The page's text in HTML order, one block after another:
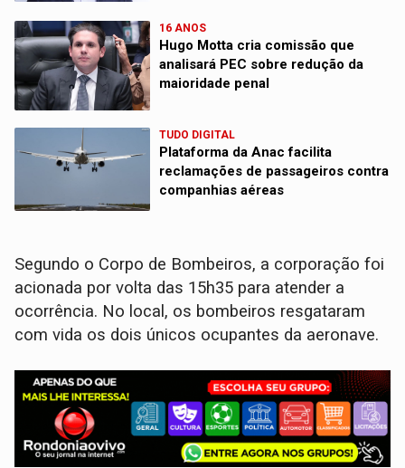
16 ANOS
Hugo Motta cria comissão que
analisará PEC sobre redução da
maioridade penal
TUDO DIGITAL
Plataforma da Anac facilita
reclamações de passageiros contra
companhias aéreas
Segundo o Corpo de Bombeiros, a corporação foi
acionada por volta das 15h35 para atender a
ocorrência. No local, os bombeiros resgataram
com vida os dois únicos ocupantes da aeronave.